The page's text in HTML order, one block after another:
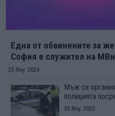
Една от обвинените за
София е служител на
23 Яну. 2024
Мъж си
полицията
30 Яну. 2023